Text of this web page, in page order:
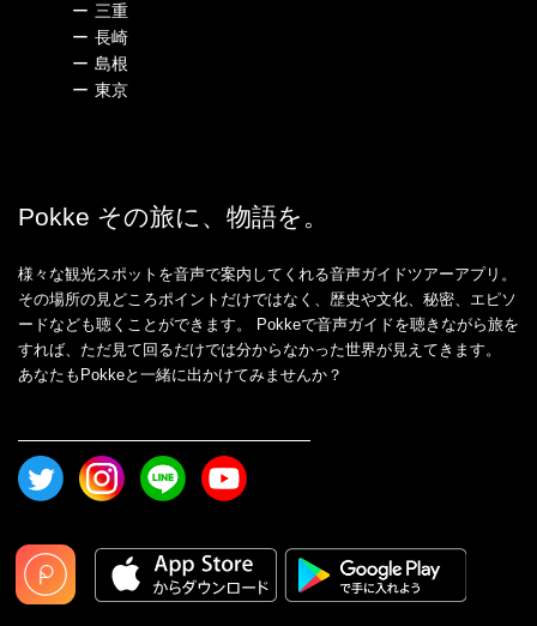
ー 三重
ー 長崎
ー 島根
ー 東京
Pokke その旅に、物語を。
様々な観光スポットを音声で案内してくれる音声ガイドツアーアプリ。
その場所の見どころポイントだけではなく、歴史や文化、秘密、エピソ
ードなども聴くことができます。 Pokkeで音声ガイドを聴きながら旅を
すれば、ただ見て回るだけでは分からなかった世界が見えてきます。
あなたもPokkeと一緒に出かけてみませんか？